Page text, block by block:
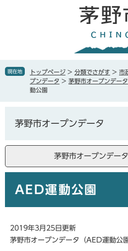
で
ば現在地 トップページ > 分類でさがす > 市
プンデータ > 茅野市オープンデータ
動公園
茅野市オープンデータ
茅野市オープンデー
AED運動公園
2019年3月25日更新
茅野市オープンデータ（AED運動公園